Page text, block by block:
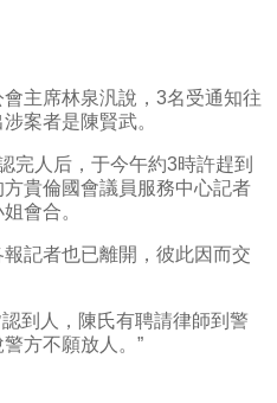
主席林泉汎說，3名受通知往
案者是陳賢武。
完人后，于今午約3時許趕到
貴倫國會議員服務中心記者
會合。
記者也已離開，彼此因而交
到人，陳氏有聘請律師到警
方不願放人。”